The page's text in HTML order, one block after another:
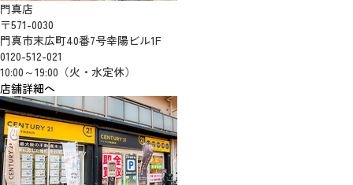
門真店
〒571-0030
門真市末広町40番7号幸陽ビル1F
0120-512-021
10:00～19:00（火・水定休）
店舗詳細へ